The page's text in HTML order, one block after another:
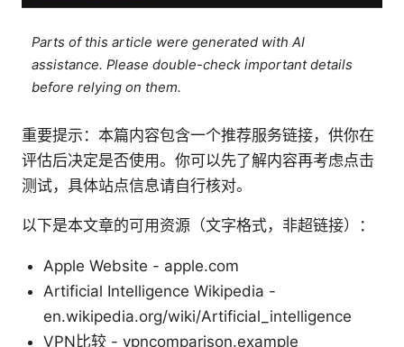
Parts of this article were generated with AI
assistance. Please double-check important details
before relying on them.
重要提示：本篇内容包含一个推荐服务链接，供你在
评估后决定是否使用。你可以先了解内容再考虑点击
测试，具体站点信息请自行核对。
以下是本文章的可用资源（文字格式，非超链接）：
Apple Website - apple.com
Artificial Intelligence Wikipedia -
en.wikipedia.org/wiki/Artificial_intelligence
VPN比较 - vpncomparison.example